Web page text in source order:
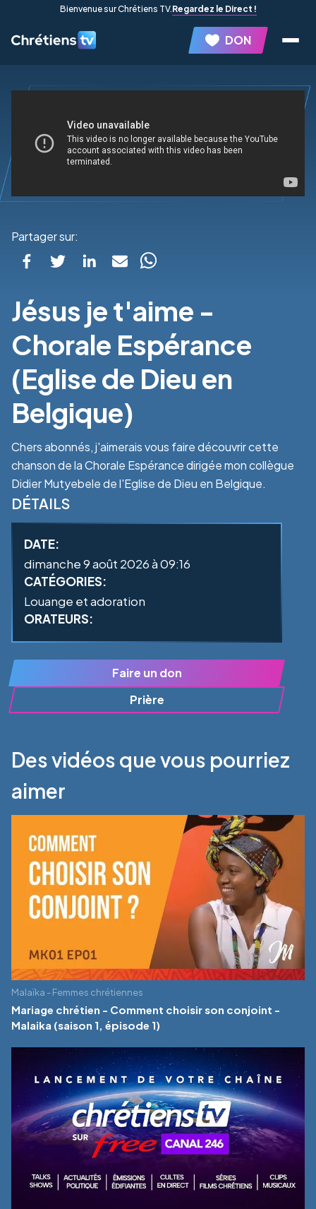
Bienvenue sur Chrétiens TV.Regardez le Direct !
DON
Partager sur:
Jésus je t'aime -
Chorale Espérance
(Eglise de Dieu en
Belgique)
Chers abonnés, j'aimerais vous faire découvrir cette
chanson de la Chorale Espérance dirigée mon collègue
Didier Mutyebele de l'Eglise de Dieu en Belgique.
DÉTAILS
DATE:
dimanche 9 août 2026 à 09:16
CATÉGORIES:
Louange et adoration
ORATEURS:
Faire un don
Prière
Des vidéos que vous pourriez
aimer
Malaïka - Femmes chrétiennes
Mariage chrétien - Comment choisir son conjoint -
Malaika (saison 1, épisode 1)